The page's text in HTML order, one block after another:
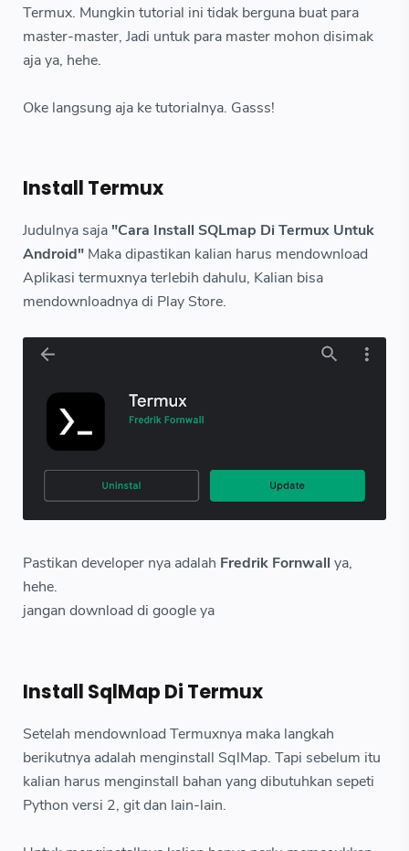
Termux. Mungkin tutorial ini tidak berguna buat para
master-master, Jadi untuk para master mohon disimak
aja ya, hehe.
Oke langsung aja ke tutorialnya. Gasss!
Install Termux
Judulnya saja"Cara Install SQLmap Di Termux Untuk
Android" Maka dipastikan kalian harus mendownload
Aplikasi termuxnya terlebih dahulu, Kalian bisa
mendownloadnya di Play Store.
Pastikan developer nya adalah Fredrik Fornwall ya,
hehe.
jangan download di google ya
Install SqlMap Di Termux
Setelah mendownload Termuxnya maka langkah
berikutnya adalah menginstall SqlMap. Tapi sebelum itu
kalian harus menginstall bahan yang dibutuhkan sepeti
Python versi 2, git dan lain-lain.